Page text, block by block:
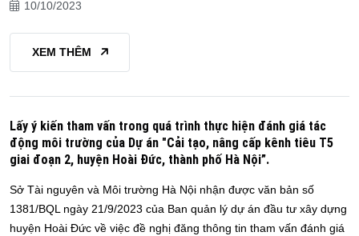
10/10/2023
XEM THÊM
Lấy ý kiến tham vấn trong quá trình thực hiện đánh giá tác
động môi trường của Dự án "Cải tạo, nâng cấp kênh tiêu T5
giai đoạn 2, huyện Hoài Đức, thành phố Hà Nội”.
Sở Tài nguyên và Môi trường Hà Nội nhận được văn bản số
1381/BQL ngày 21/9/2023 của Ban quản lý dự án đầu tư xây dựng
huyện Hoài Đức về việc đề nghị đăng thông tin tham vấn đánh giá